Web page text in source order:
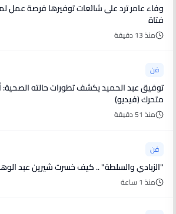
وفاء عامر ترد على شائعات توفيرها فرصة عمل
فتاة
منذ 13 دقيقة
فن
توفيق عبد الحميد يكشف تطورات حالته
متحرك (فيديو)
منذ 51 دقيقة
فن
"الزبادي والسلطة" .. كيف خسرت شيرين عبد الوهاب وزنها؟
منذ 1 ساعة